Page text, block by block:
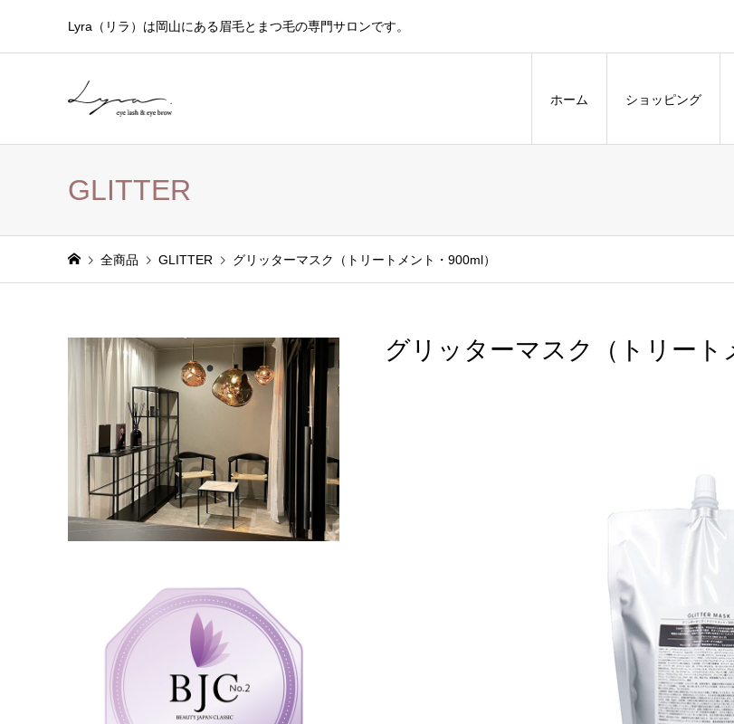
Lyra（リラ）は岡山にある眉毛とまつ毛の専門サロンです。
ホーム ショッピング
GLITTER
全商品 GLITTER グリッターマスク（トリートメント・900ml）
グリッターマスク（トリート